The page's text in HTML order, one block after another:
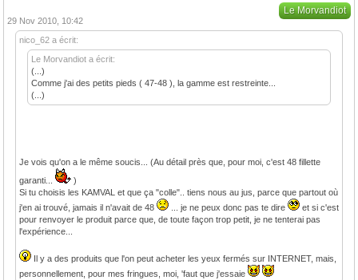
Le Morvandiot
29 Nov 2010, 10:42
nico_62 a écrit:
Le Morvandiot a écrit:
(...)
Comme j'ai des petits pieds ( 47-48 ), la gamme est restreinte...
(...)
Je vois qu'on a le même soucis... (Au détail près que, pour moi, c'est 48 fillette
garanti...
)
Si tu choisis les KAMVAL et que ça "colle".. tiens nous au jus, parce que partout où
j'en ai trouvé, jamais il n'avait de 48
... je ne peux donc pas te dire
et si c'est
pour renvoyer le produit parce que, de toute façon trop petit, je ne tenterai pas
l'expérience...
Il y a des produits que l'on peut acheter les yeux fermés sur INTERNET, mais,
personnellement, pour mes fringues, moi, 'faut que j'essaie